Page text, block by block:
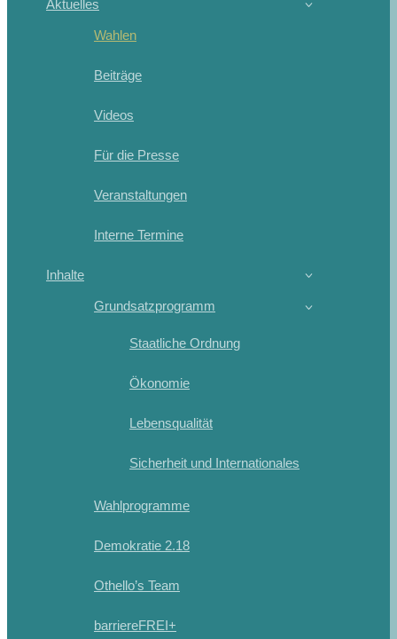
Aktuelles
Wahlen
Beiträge
Videos
Für die Presse
Veranstaltungen
Interne Termine
Inhalte
Grundsatzprogramm
Staatliche Ordnung
Ökonomie
Lebensqualität
Sicherheit und Internationales
Wahlprogramme
Demokratie 2.18
Othello’s Team
barriereFREI+